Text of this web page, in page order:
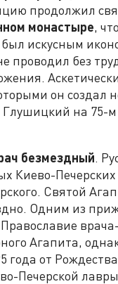
продолжил
монастыре,
искусным
без
он создал
на 75-м
безмездный.
Киево-
Святой
Одним из
Агапита,
года от
Печерской